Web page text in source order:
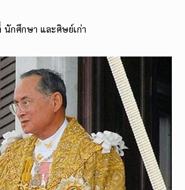
กศึกษา และศิษย์เก่า